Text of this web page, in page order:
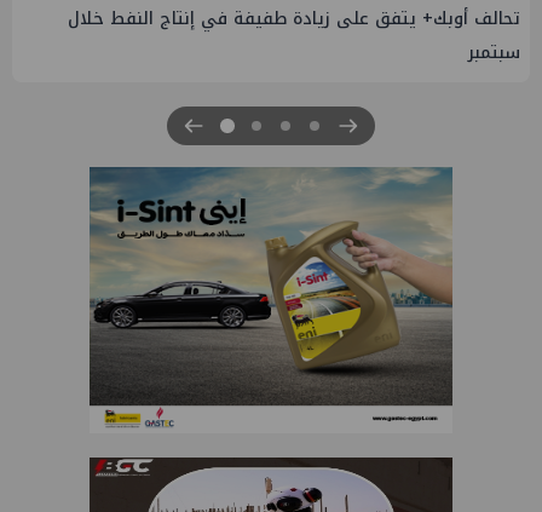
إسدال الستار على النسخة الثانية من "منتدى مصر للطاقة
والصناعة 2026" بنجاح